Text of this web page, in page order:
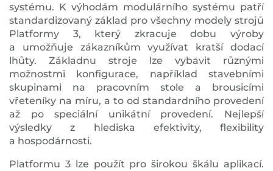
systému. K výhodám modulárního systému patří
standardizovaný základ pro všechny modely strojů
Platformy 3, který zkracuje dobu výroby
a umožňuje zákazníkům využívat kratší dodací
lhůty. Základnu stroje lze vybavit různými
možnostmi konfigurace, například stavebními
skupinami na pracovním stole a brousicími
vřeteníky na míru, a to od standardního provedení
až po speciální unikátní provedení. Nejlepší
výsledky z hlediska efektivity, flexibility
a hospodárnosti.
Platformu 3 lze použít pro širokou škálu aplikací.